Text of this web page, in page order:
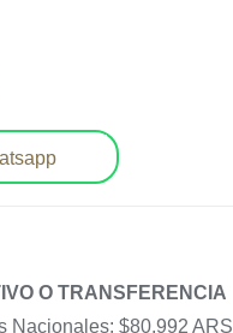
O TRANSFERENCIA
Nacionales: $80,992 ARS